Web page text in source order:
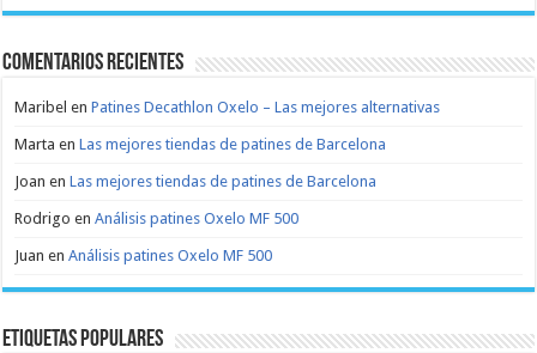
Comentarios recientes
Maribel enPatines Decathlon Oxelo – Las mejores alternativas
Marta enLas mejores tiendas de patines de Barcelona
Joan enLas mejores tiendas de patines de Barcelona
Rodrigo enAnálisis patines Oxelo MF 500
Juan enAnálisis patines Oxelo MF 500
Etiquetas populares